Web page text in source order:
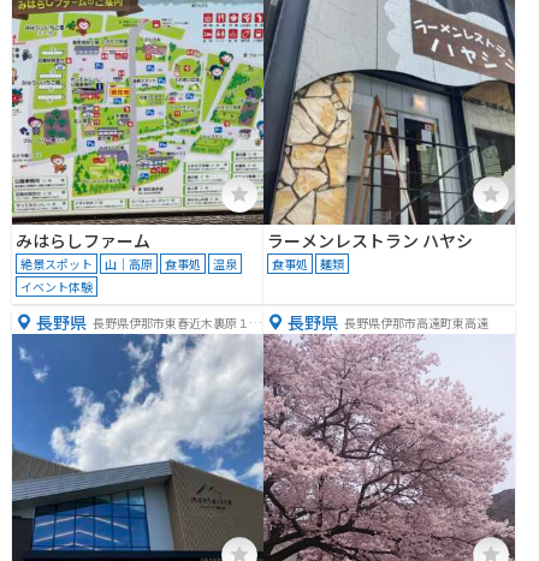
みはらしファーム
絶景スポット 山｜高原 食事処
温泉
イベント体験
ラーメンレストラン ハヤシ
食事処 麺類
長野県 長野県伊那市東春近木裏原１０
６９５−１
長野県 長野県伊那市高遠町東高遠